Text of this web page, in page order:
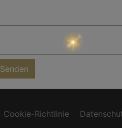
Senden
Cookie-Richtlinie